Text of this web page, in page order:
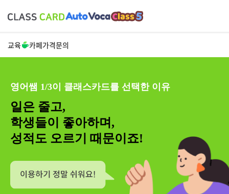
교육 카페가격문의
영어쌤 1/3이 클래스카드를 선택한 이유
일은 줄고,
학생들이 좋아하며,
성적도 오르기 때문이죠!